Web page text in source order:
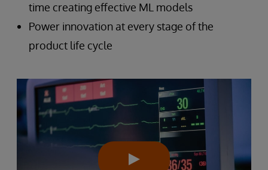
time creating effective ML models
Power innovation at every stage of the
product life cycle